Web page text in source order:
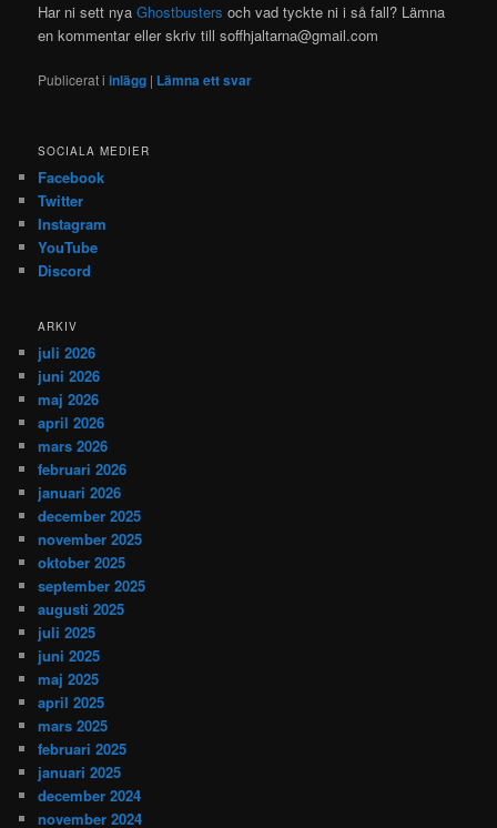
Har ni sett nyaGhostbusters och vad tyckte ni i så fall? Lämna
en kommentar eller skriv till soffhjaltarna@gmail.com
Publicerat i inlägg | Lämna ett svar
SOCIALA MEDIER
Facebook
Twitter
Instagram
YouTube
Discord
ARKIV
juli 2026
juni 2026
maj 2026
april 2026
mars 2026
februari 2026
januari 2026
december 2025
november 2025
oktober 2025
september 2025
augusti 2025
juli 2025
juni 2025
maj 2025
april 2025
mars 2025
februari 2025
januari 2025
december 2024
november 2024